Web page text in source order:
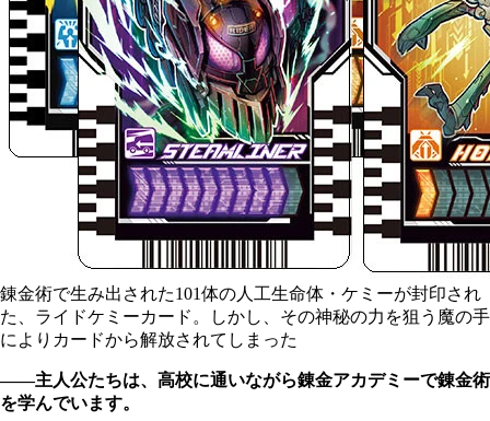
錬金術で生み出された101体の人工生命体・ケミーが封印され
た、ライドケミーカード。しかし、その神秘の力を狙う魔の手
によりカードから解放されてしまった
――主人公たちは、高校に通いながら錬金アカデミーで錬金術
を学んでいます。